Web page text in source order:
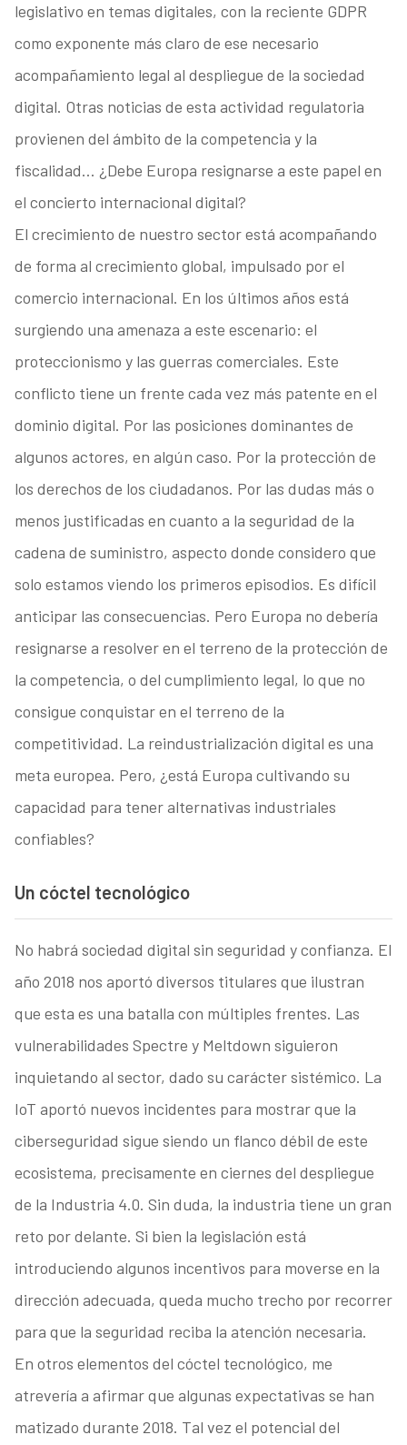
legislativo en temas digitales, con la reciente GDPR
como exponente más claro de ese necesario
acompañamiento legal al despliegue de la sociedad
digital. Otras noticias de esta actividad regulatoria
provienen del ámbito de la competencia y la
fiscalidad… ¿Debe Europa resignarse a este papel en
el concierto internacional digital?
El crecimiento de nuestro sector está acompañando
de forma al crecimiento global, impulsado por el
comercio internacional. En los últimos años está
surgiendo una amenaza a este escenario: el
proteccionismo y las guerras comerciales. Este
conflicto tiene un frente cada vez más patente en el
dominio digital. Por las posiciones dominantes de
algunos actores, en algún caso. Por la protección de
los derechos de los ciudadanos. Por las dudas más o
menos justificadas en cuanto a la seguridad de la
cadena de suministro, aspecto donde considero que
solo estamos viendo los primeros episodios. Es difícil
anticipar las consecuencias. Pero Europa no debería
resignarse a resolver en el terreno de la protección de
la competencia, o del cumplimiento legal, lo que no
consigue conquistar en el terreno de la
competitividad. La reindustrialización digital es una
meta europea. Pero, ¿está Europa cultivando su
capacidad para tener alternativas industriales
confiables?
Un cóctel tecnológico
No habrá sociedad digital sin seguridad y confianza. El
año 2018 nos aportó diversos titulares que ilustran
que esta es una batalla con múltiples frentes. Las
vulnerabilidades Spectre y Meltdown siguieron
inquietando al sector, dado su carácter sistémico. La
IoT aportó nuevos incidentes para mostrar que la
ciberseguridad sigue siendo un flanco débil de este
ecosistema, precisamente en ciernes del despliegue
de la Industria 4.0. Sin duda, la industria tiene un gran
reto por delante. Si bien la legislación está
introduciendo algunos incentivos para moverse en la
dirección adecuada, queda mucho trecho por recorrer
para que la seguridad reciba la atención necesaria.
En otros elementos del cóctel tecnológico, me
atrevería a afirmar que algunas expectativas se han
matizado durante 2018. Tal vez el potencial del